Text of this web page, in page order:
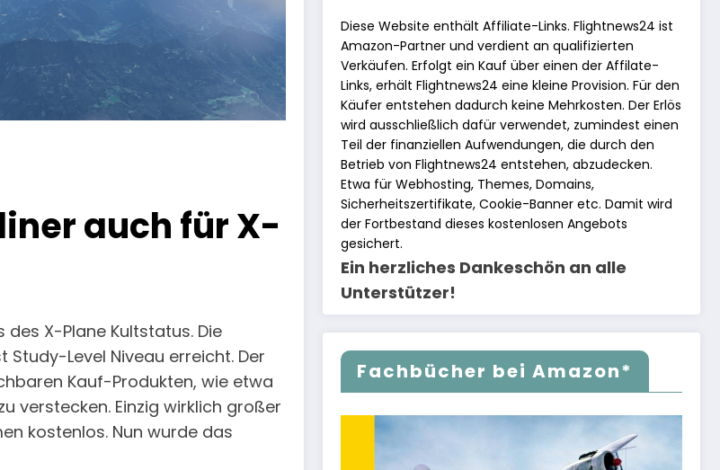
auch für X-
des X-Plane Kultstatus. Die
Level Niveau erreicht. Der
Kauf-Produkten, wie etwa
verstecken. Einzig wirklich großer
kostenlos. Nun wurde das
Diese Website enthält Affiliate-Links. Flightnews24 ist
Amazon-Partner und verdient an qualifizierten
Verkäufen. Erfolgt ein Kauf über einen der Affilate-
Links, erhält Flightnews24 eine kleine Provision. Für den
Käufer entstehen dadurch keine Mehrkosten. Der Erlös
wird ausschließlich dafür verwendet, zumindest einen
Teil der finanziellen Aufwendungen, die durch den
Betrieb von Flightnews24 entstehen, abzudecken.
Etwa für Webhosting, Themes, Domains,
Sicherheitszertifikate, Cookie-Banner etc. Damit wird
der Fortbestand dieses kostenlosen Angebots
gesichert.
Ein herzliches Dankeschön an alle
Unterstützer!
Fachbücher bei Amazon*